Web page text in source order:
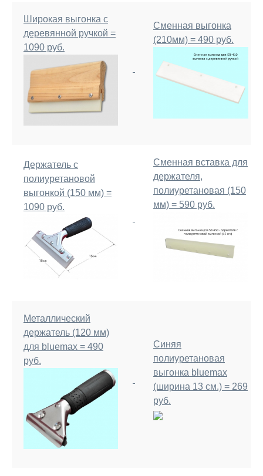
Широкая выгонка с
деревянной ручкой =
1090 руб.
Сменная выгонка
(210мм) = 490 руб.
Держатель с
полиуретановой
выгонкой (150 мм) =
1090 руб.
Сменная вставка для
держателя,
полиуретановая (150
мм) = 590 руб.
Металлический
держатель (120 мм)
для bluemax = 490
руб.
Синяя
полиуретановая
выгонка bluemax
(ширина 13 см.) = 269
руб.